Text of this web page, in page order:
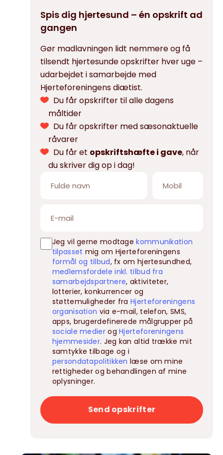
Spis dig hjertesund – én opskrift ad
gangen
Gør madlavningen lidt nemmere og få
tilsendt hjertesunde opskrifter hver uge –
udarbejdet i samarbejde med
Hjerteforeningens diætist.
Du får opskrifter til alle dagens
måltider
Du får opskrifter med sæsonaktuelle
råvarer
Du får et opskriftshæfte i gave, når
du skriver dig op i dag!
Jeg vil gerne modtagekommunikation
tilpasset mig om Hjerteforeningens
formål og tilbud, fx om hjertesundhed,
medlemsfordele inkl. tilbud fra
samarbejdspartnere, aktiviteter,
lotterier, konkurrencer og
støttemuligheder fraHjerteforeningens
organisation via e-mail, telefon, SMS,
apps, brugerdefinerede målgrupper på
sociale medierogHjerteforeningens
hjemmesider. Jeg kan altid trække mit
samtykke tilbage og i
persondatapolitikken læse om mine
rettigheder og behandlingen af mine
oplysninger.
Send opskrifter